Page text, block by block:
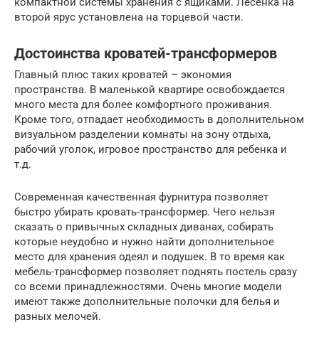
второй ярус установлена на торцевой части.
Достоинства кроватей-трансформеров
Главный плюс таких кроватей – экономия
пространства. В маленькой квартире освобождается
много места для более комфортного проживания.
Кроме того, отпадает необходимость в дополнительном
визуальном разделении комнаты на зону отдыха,
рабочий уголок, игровое пространство для ребенка и
т.д.
Современная качественная фурнитура позволяет
быстро убирать кровать-трансформер. Чего нельзя
сказать о привычных складных диванах, собирать
которые неудобно и нужно найти дополнительное
место для хранения одеял и подушек. В то время как
мебель-трансформер позволяет поднять постель сразу
со всеми принадлежностями. Очень многие модели
имеют также дополнительные полочки для белья и
разных мелочей.